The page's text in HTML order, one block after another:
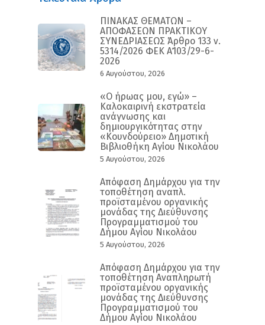
ΠΙΝΑΚΑΣ ΘΕΜΑΤΩΝ –
ΑΠΟΦΑΣΕΩΝ ΠΡΑΚΤΙΚΟΥ
ΣΥΝΕΔΡΙΑΣΕΩΣ Άρθρο 133 ν.
5314/2026 ΦΕΚ Α΄103/29-6-
2026
6 Αυγούστου, 2026
«Ο ήρωας μου, εγώ» –
Καλοκαιρινή εκστρατεία
ανάγνωσης και
δημιουργικότητας στην
«Κουνδούρειο» Δημοτική
Βιβλιοθήκη Αγίου Νικολάου
5 Αυγούστου, 2026
Απόφαση Δημάρχου για την
τοποθέτηση αναπλ.
προϊσταμένου οργανικής
μονάδας της Διεύθυνσης
Προγραμματισμού του
Δήμου Αγίου Νικολάου
5 Αυγούστου, 2026
Απόφαση Δημάρχου για την
τοποθέτηση Αναπληρωτή
προϊσταμένου οργανικής
μονάδας της Διεύθυνσης
Προγραμματισμού του
Δήμου Αγίου Νικολάου